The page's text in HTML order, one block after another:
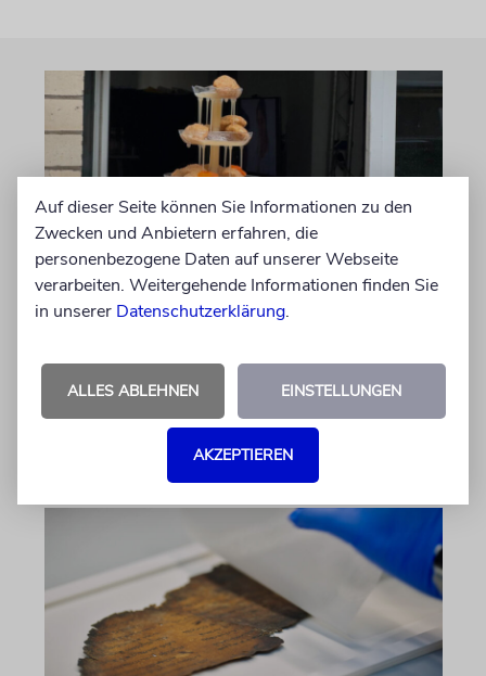
Fun Facts und Wissenswertes
05.08.2026
Auf dieser Seite können Sie Informationen zu den
Zwecken und Anbietern erfahren, die
personenbezogene Daten auf unserer Webseite
verarbeiten. Weitergehende Informationen finden Sie
in unserer Datenschutzerklärung.
ALLES ABLEHNEN EINSTELLUNGEN
AKZEPTIEREN